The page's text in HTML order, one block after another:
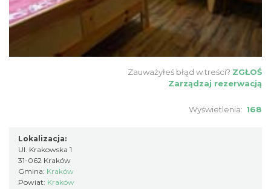
Zauważyłeś błąd w treści? ZGŁOŚ
Zarządzaj rezerwacją
Wyświetlenia: 168
Lokalizacja:
Ul. Krakowska 1
31-062 Kraków
Gmina: Kraków
Powiat: Kraków